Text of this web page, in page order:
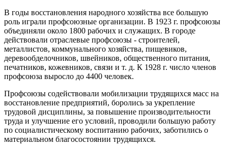
В годы восстановления народного хозяйства все большую
роль играли профсоюзные организации. В 1923 г. профсоюзы
объединяли около 1800 рабочих и служащих. В городе
действовали отраслевые профсоюзы - строителей,
металлистов, коммунального хозяйства, пищевиков,
деревообделочников, швейников, общественного питания,
печатников, кожевников, связи и т. д. К 1928 г. число членов
профсоюза выросло до 4400 человек.
Профсоюзы содействовали мобилизации трудящихся масс на
восстановление предприятий, боролись за укрепление
трудовой дисциплины, за повышение производительности
труда и улучшение его условий, проводили большую работу
по социалистическому воспитанию рабочих, заботились о
материальном благосостоянии трудящихся.